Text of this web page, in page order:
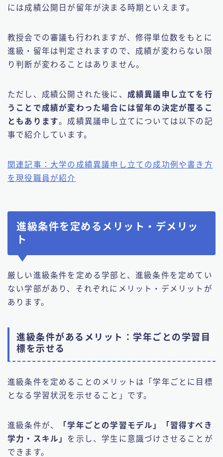
には成績公開日が留年が決まる時期といえます。
教授会での審議も行われますが、修得単位数をもとに
進級・留年は判定されますので、成績が変わらない限
り判断が変わることはありません。
ただし、成績公開された後に、 成績異議申し立てを行
うことで成績が変わった場合には留年の決定が覆るこ
ともあります。成績異議申し立てについては以下の記
事で紹介しています。
関連記事：大学の成績異議申し立ての成功例や書き方
を現役職員が紹介
進級条件を定めるメリット・デメリッ
ト
厳しい進級条件を定める学部と、進級条件を定めてい
ない学部があり、それぞれにメリット・デメリットが
あります。
進級条件があるメリット：学年ごとの学習目
標を示せる
進級条件を定めることのメリットは「学年ごとに目標
となる学習状況を示せること」です。
進級条件が、
「学年ごとの学習モデル」「習得すべき
学力・スキル」 を示し、学生に意識づけさせることが
できます。